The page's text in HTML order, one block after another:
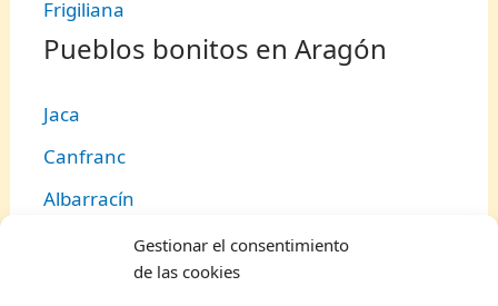
Gestionar el consentimiento
de las cookies
Frigiliana
Pueblos bonitos en Aragón
Jaca
Canfranc
Albarracín